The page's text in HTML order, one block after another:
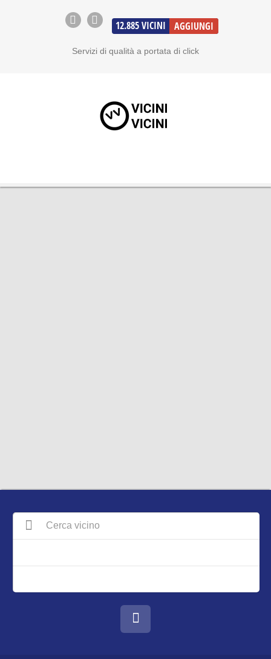
12.885 VICINI AGGIUNGI
Servizi di qualità a portata di click